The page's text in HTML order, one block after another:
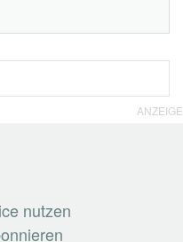
ANZEIGE
nutzen